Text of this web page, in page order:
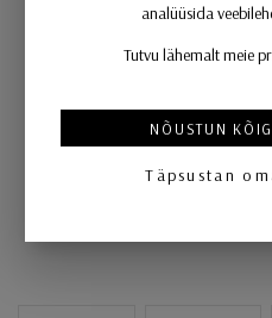
analüüsida
Tutvu lähemalt meie
NÕUSTUN
Täpsustan